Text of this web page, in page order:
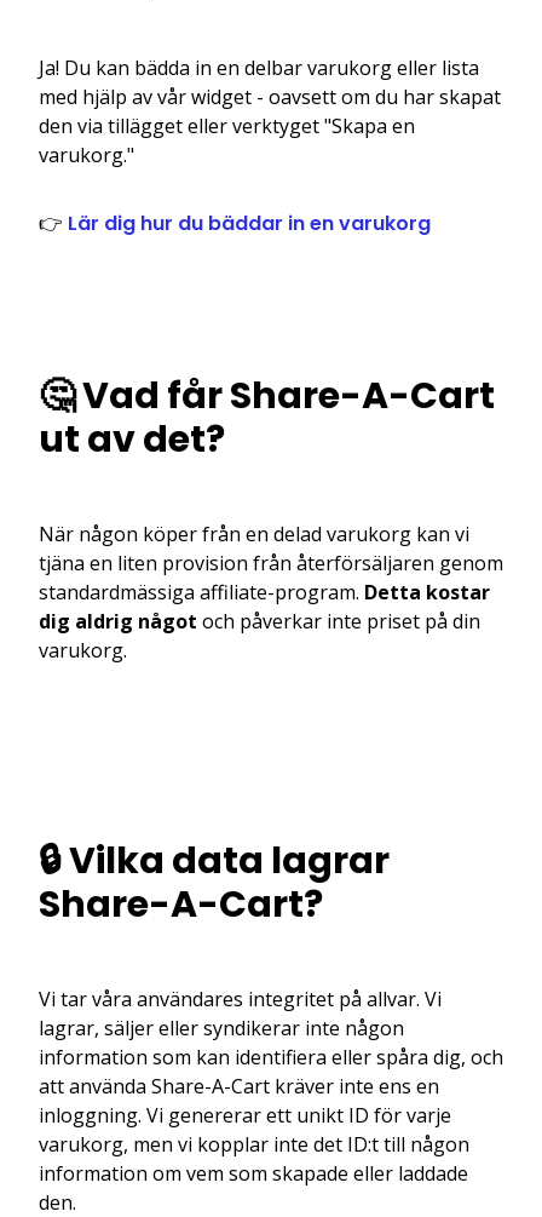
Ja! Du kan bädda in en delbar varukorg eller lista
med hjälp av vår widget - oavsett om du har skapat
den via tillägget eller verktyget "Skapa en
varukorg."
👉 Lär dig hur du bäddar in en varukorg
🤔 Vad får Share-A-Cart
ut av det?
När någon köper från en delad varukorg kan vi
tjäna en liten provision från återförsäljaren genom
standardmässiga affiliate-program. Detta kostar
dig aldrig något och påverkar inte priset på din
varukorg.
🔒 Vilka data lagrar
Share-A-Cart?
Vi tar våra användares integritet på allvar. Vi
lagrar, säljer eller syndikerar inte någon
information som kan identifiera eller spåra dig, och
att använda Share-A-Cart kräver inte ens en
inloggning. Vi genererar ett unikt ID för varje
varukorg, men vi kopplar inte det ID:t till någon
information om vem som skapade eller laddade
den.